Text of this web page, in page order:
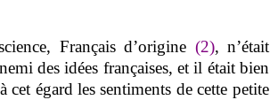
Français d’origine (2), n’était
des idées françaises, et il était bien
cet égard les sentiments de cette petite